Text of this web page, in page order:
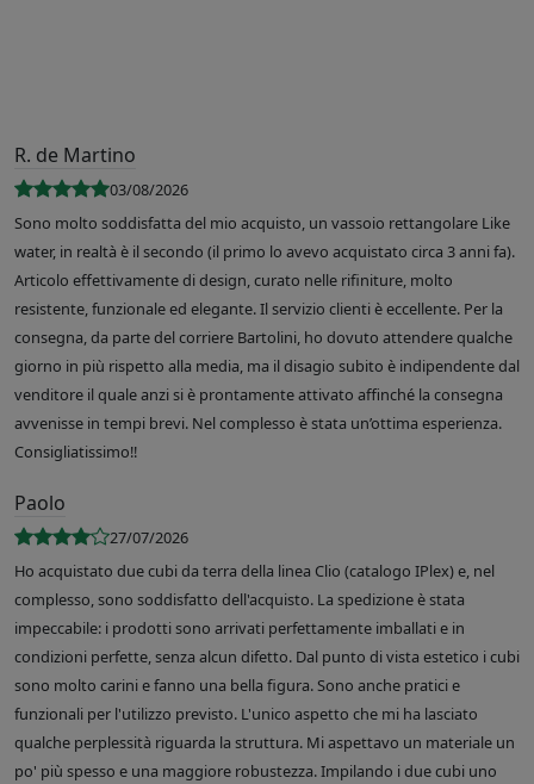
R. de Martino
03/08/2026
Sono molto soddisfatta del mio acquisto, un vassoio rettangolare Like
water, in realtà è il secondo (il primo lo avevo acquistato circa 3 anni fa).
Articolo effettivamente di design, curato nelle rifiniture, molto
resistente, funzionale ed elegante. Il servizio clienti è eccellente. Per la
consegna, da parte del corriere Bartolini, ho dovuto attendere qualche
giorno in più rispetto alla media, ma il disagio subito è indipendente dal
venditore il quale anzi si è prontamente attivato affinché la consegna
avvenisse in tempi brevi. Nel complesso è stata un’ottima esperienza.
Consigliatissimo!!
Paolo
27/07/2026
Ho acquistato due cubi da terra della linea Clio (catalogo IPlex) e, nel
complesso, sono soddisfatto dell'acquisto. La spedizione è stata
impeccabile: i prodotti sono arrivati perfettamente imballati e in
condizioni perfette, senza alcun difetto. Dal punto di vista estetico i cubi
sono molto carini e fanno una bella figura. Sono anche pratici e
funzionali per l'utilizzo previsto. L'unico aspetto che mi ha lasciato
qualche perplessità riguarda la struttura. Mi aspettavo un materiale un
po' più spesso e una maggiore robustezza. Impilando i due cubi uno